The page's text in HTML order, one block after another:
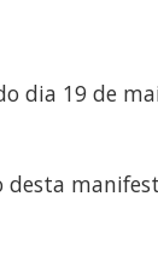
dia 19 de
desta